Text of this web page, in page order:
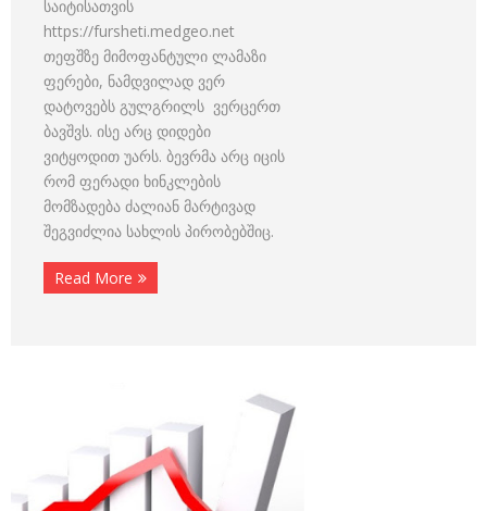
საიტისათვის
https://fursheti.medgeo.net
თეფშზე მიმოფანტული ლამაზი
ფერები, ნამდვილად ვერ
დატოვებს გულგრილს ვერცერთ
ბავშვს. ისე არც დიდები
ვიტყოდით უარს. ბევრმა არც იცის
რომ ფერადი ხინკლების
მომზადება ძალიან მარტივად
შეგვიძლია სახლის პირობებშიც.
Read More